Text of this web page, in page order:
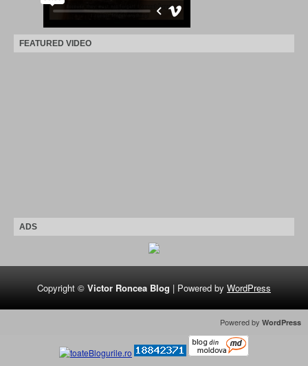
FEATURED VIDEO
ADS
Copyright © Victor Roncea Blog | Powered by WordPress
Powered by WordPress